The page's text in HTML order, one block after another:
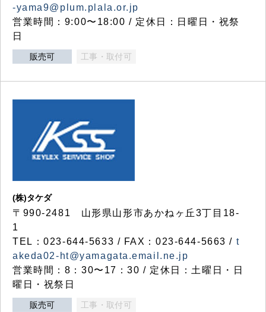
-yama9@plum.plala.or.jp
営業時間：9:00〜18:00 / 定休日：日曜日・祝祭
日
販売可 工事・取付可
(株)タケダ
〒990-2481 山形県山形市あかねヶ丘3丁目18-
1
TEL：023-644-5633 / FAX：023-644-5663 / t
akeda02-ht@yamagata.email.ne.jp
営業時間：8：30〜17：30 / 定休日：土曜日・日
曜日・祝祭日
販売可 工事・取付可